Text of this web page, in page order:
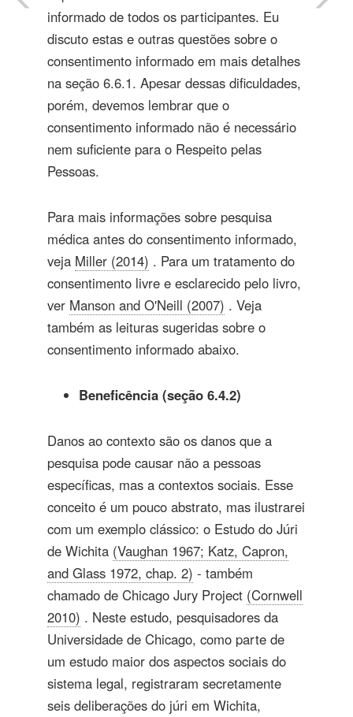
informado de todos os participantes. Eu
discuto estas e outras questões sobre o
consentimento informado em mais detalhes
na seção 6.6.1. Apesar dessas dificuldades,
porém, devemos lembrar que o
consentimento informado não é necessário
nem suficiente para o Respeito pelas
Pessoas.
Para mais informações sobre pesquisa
médica antes do consentimento informado,
veja Miller (2014) . Para um tratamento do
consentimento livre e esclarecido pelo livro,
ver Manson and O'Neill (2007) . Veja
também as leituras sugeridas sobre o
consentimento informado abaixo.
Beneficência (seção 6.4.2)
Danos ao contexto são os danos que a
pesquisa pode causar não a pessoas
específicas, mas a contextos sociais. Esse
conceito é um pouco abstrato, mas ilustrarei
com um exemplo clássico: o Estudo do Júri
de Wichita (Vaughan 1967; Katz, Capron,
and Glass 1972, chap. 2) - também
chamado de Chicago Jury Project (Cornwell
2010) . Neste estudo, pesquisadores da
Universidade de Chicago, como parte de
um estudo maior dos aspectos sociais do
sistema legal, registraram secretamente
seis deliberações do júri em Wichita,